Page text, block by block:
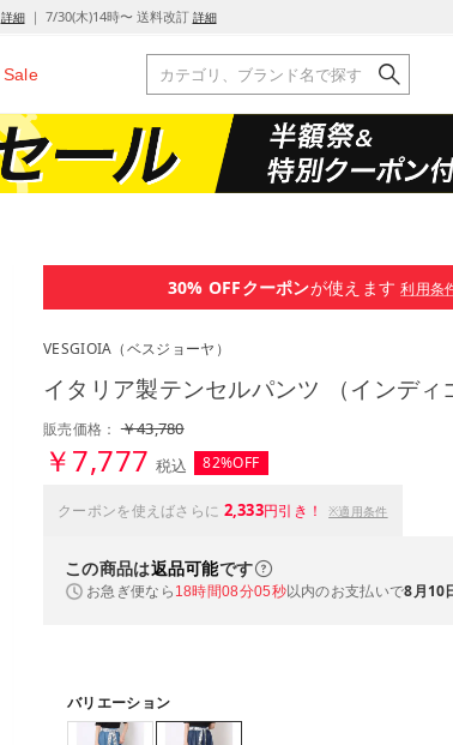
詳細｜ 7/30(木)14時〜 送料改訂 詳細
Sale
30% OFFクーポンが使えます 利用条
VESGIOIA （ベスジョーヤ）
イタリア製テンセルパンツ （インディ
販売価格：￥43,780
￥7,777 税込 82%OFF
クーポンを使えばさらに 2,333円引き！ ※適用条件
この商品は返品可能です
お急ぎ便なら 18時間08分04秒以内のお支払いで8月10
バリエーション